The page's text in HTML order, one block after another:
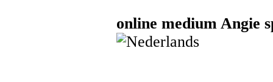
online medium Angie